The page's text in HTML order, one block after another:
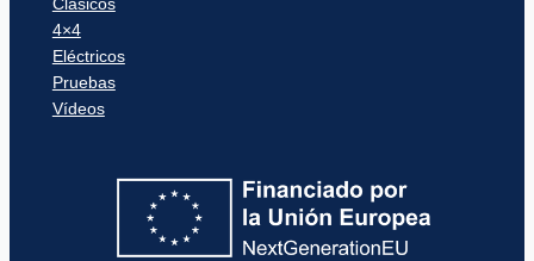
4×4
Eléctricos
Pruebas
Vídeos